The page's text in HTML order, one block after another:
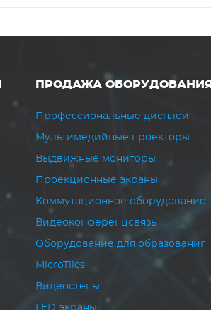
ПРОДАЖА ОБОРУДОВАНИЯ
Профессиональные дисплеи
Мультимедийные проекторы
Выдвижные мониторы
Проекционные экраны
Коммутационное оборудование
Видеоконференцсвязь
Оборудование для образования
MicroTiles
Видеостены
LED экраны